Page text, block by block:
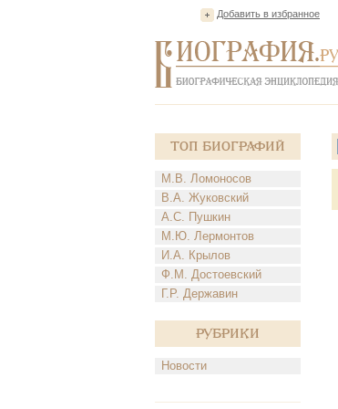
Добавить в избранное
Топ Биографий
М.В. Ломоносов
В.А. Жуковский
А.С. Пушкин
М.Ю. Лермонтов
И.А. Крылов
Ф.М. Достоевский
Г.Р. Державин
Рубрики
Новости